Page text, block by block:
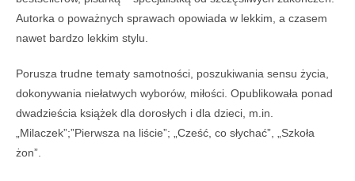
Autorka o poważnych sprawach opowiada w lekkim, a czasem
nawet bardzo lekkim stylu.
Porusza trudne tematy samotności, poszukiwania sensu życia,
dokonywania niełatwych wyborów, miłości. Opublikowała ponad
dwadzieścia książek dla dorosłych i dla dzieci, m.in.
„Milaczek”;”Pierwsza na liście”; „Cześć, co słychać”, „Szkoła
żon”.